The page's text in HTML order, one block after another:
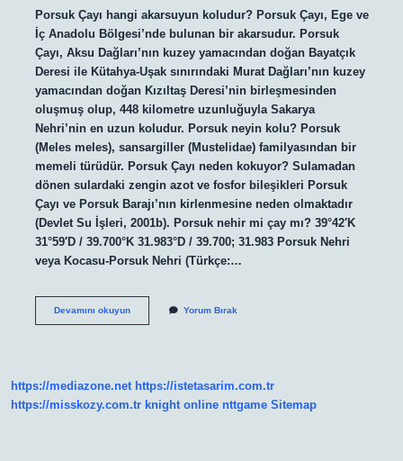
Porsuk Çayı hangi akarsuyun koludur? Porsuk Çayı, Ege ve
İç Anadolu Bölgesi’nde bulunan bir akarsudur. Porsuk
Çayı, Aksu Dağları’nın kuzey yamacından doğan Bayatçık
Deresi ile Kütahya-Uşak sınırındaki Murat Dağları’nın kuzey
yamacından doğan Kızıltaş Deresi’nin birleşmesinden
oluşmuş olup, 448 kilometre uzunluğuyla Sakarya
Nehri’nin en uzun koludur. Porsuk neyin kolu? Porsuk
(Meles meles), sansargiller (Mustelidae) familyasından bir
memeli türüdür. Porsuk Çayı neden kokuyor? Sulamadan
dönen sulardaki zengin azot ve fosfor bileşikleri Porsuk
Çayı ve Porsuk Barajı’nın kirlenmesine neden olmaktadır
(Devlet Su İşleri, 2001b). Porsuk nehir mi çay mı? 39°42′K
31°59′D / 39.700°K 31.983°D / 39.700; 31.983 Porsuk Nehri
veya Kocasu-Porsuk Nehri (Türkçe:…
Devamını okuyunPorsuk
Yorum Bırak
https://mediazone.net https://istetasarim.com.tr
https://misskozy.com.tr knight online nttgame Sitemap